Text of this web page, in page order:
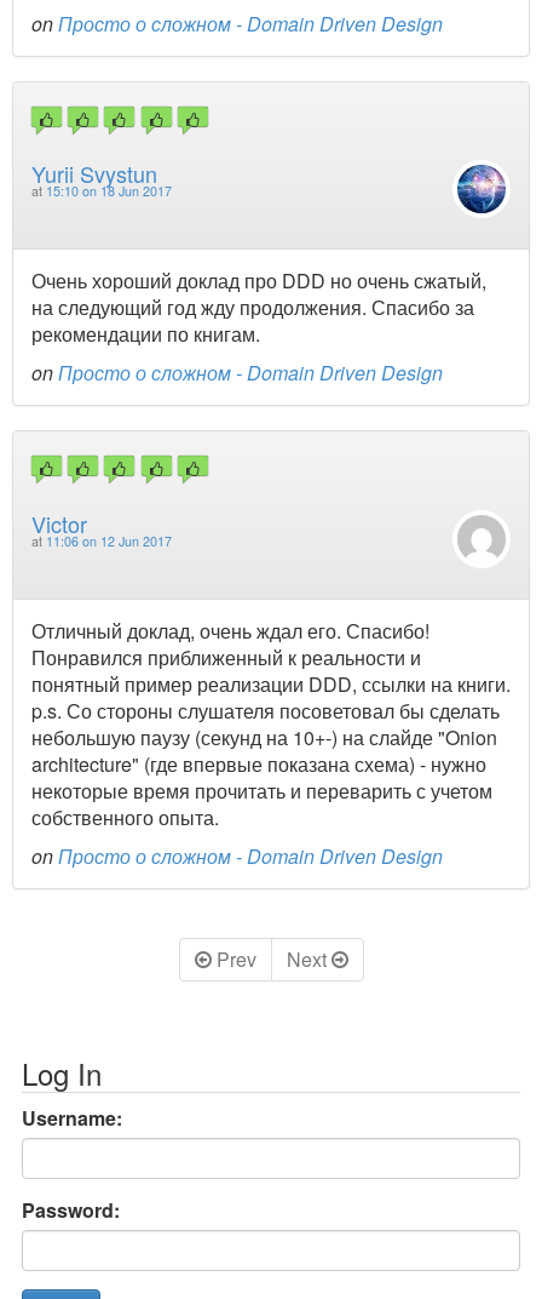
onПросто о сложном - Domain Driven Design
Yurii Svystun
at 15:10 on 18 Jun 2017
Очень хороший доклад про DDD но очень сжатый,
на следующий год жду продолжения. Спасибо за
рекомендации по книгам.
onПросто о сложном - Domain Driven Design
Victor
at 11:06 on 12 Jun 2017
Отличный доклад, очень ждал его. Спасибо!
Понравился приближенный к реальности и
понятный пример реализации DDD, ссылки на книги.
p.s. Со стороны слушателя посоветовал бы сделать
небольшую паузу (секунд на 10+-) на слайде "Onion
architecture" (где впервые показана схема) - нужно
некоторые время прочитать и переварить с учетом
собственного опыта.
onПросто о сложном - Domain Driven Design
Prev Next
Log In
Username:
Password: